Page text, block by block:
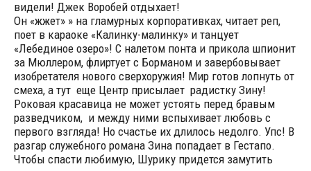
видели! Джек Воробей отдыхает!
Он «жжет» » на гламурных корпоративках, читает реп,
поет в караоке «Калинку-малинку» и танцует
«Лебединое озеро»! С налетом понта и прикола шпионит
за Мюллером, флиртует с Борманом и завербовывает
изобретателя нового сверхоружия! Мир готов лопнуть от
смеха, а тут еще Центр присылает радистку Зину!
Роковая красавица не может устоять перед бравым
разведчиком, и между ними вспыхивает любовь с
первого взгляда! Но счастье их длилось недолго. Упс! В
разгар служебного романа Зина попадает в Гестапо.
Чтобы спасти любимую, Шурику придется замутить